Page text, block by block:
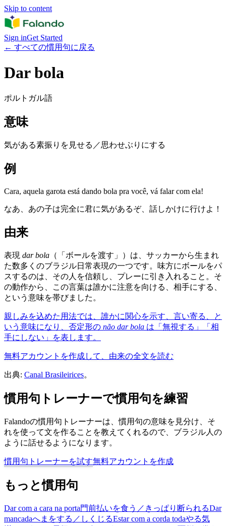
Skip to content
Sign inGet Started
← すべての慣用句に戻る
Dar bola
ポルトガル語
意味
気がある素振りを見せる／思わせぶりにする
例
Cara, aquela garota está dando bola pra você, vá falar com ela!
なあ、あの子は完全に君に気があるぞ、話しかけに行けよ！
由来
表現 dar bola （「ボールを渡す」）は、サッカーから生まれ
た数多くのブラジル日常表現の一つです。味方にボールをパ
スするのは、その人を信頼し、プレーに引き入れること。そ
の動作から、この言葉は誰かに注意を向ける、相手にする、
という意味を帯びました。
親しみを込めた用法では、誰かに関心を示す、言い寄る、と
いう意味になり、否定形の não dar bola は「無視する」「相
手にしない」を表します。
無料アカウントを作成して、由来の全文を読む
出典: Canal Brasileirices。
慣用句トレーナーで慣用句を練習
Falandoの慣用句トレーナーは、慣用句の意味を見分け、そ
れを使って文を作ることを教えてくれるので、ブラジル人の
ように話せるようになります。
慣用句トレーナーを試す無料アカウントを作成
もっと慣用句
Dar com a cara na porta門前払いを食う／きっぱり断られるDar
mancadaへまをする／しくじるEstar com a corda todaやる気